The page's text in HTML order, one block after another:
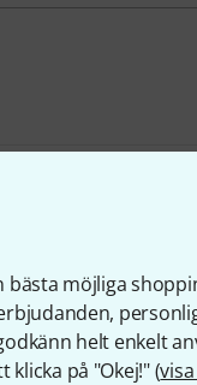
bästa möjliga
helt enkelt
på "Okej!" (